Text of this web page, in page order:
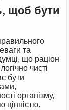
щоб бути
та
що раціон
чисті
бути
організму,
цінністю.